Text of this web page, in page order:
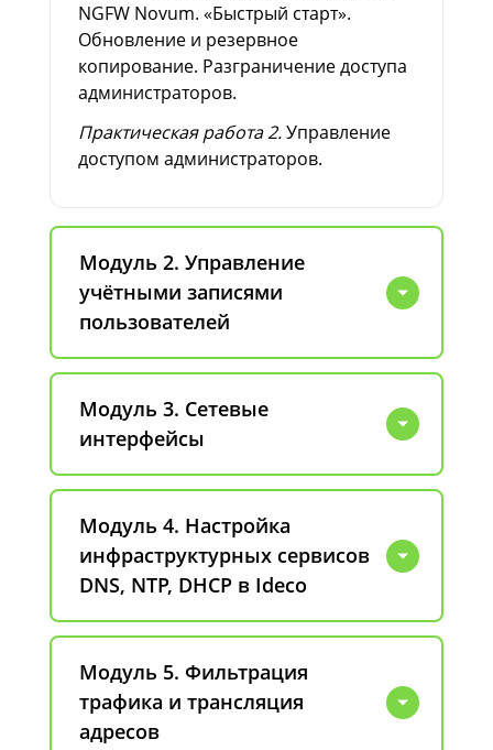
NGFW Novum. «Быстрый старт».
Обновление и резервное
копирование. Разграничение доступа
администраторов.
Практическая работа 2.Управление
доступом администраторов.
Модуль 2. Управление
учётными записями
пользователей
Модуль 3. Сетевые
интерфейсы
Модуль 4. Настройка
инфраструктурных сервисов
DNS, NTP, DHCP в Ideco
Модуль 5. Фильтрация
трафика и трансляция
адресов